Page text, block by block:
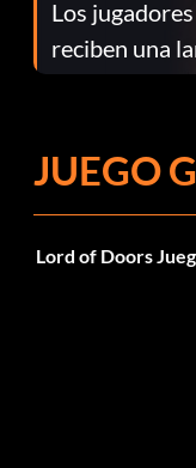
Los
reciben una
el parche
JUEGO
Lord of Doors